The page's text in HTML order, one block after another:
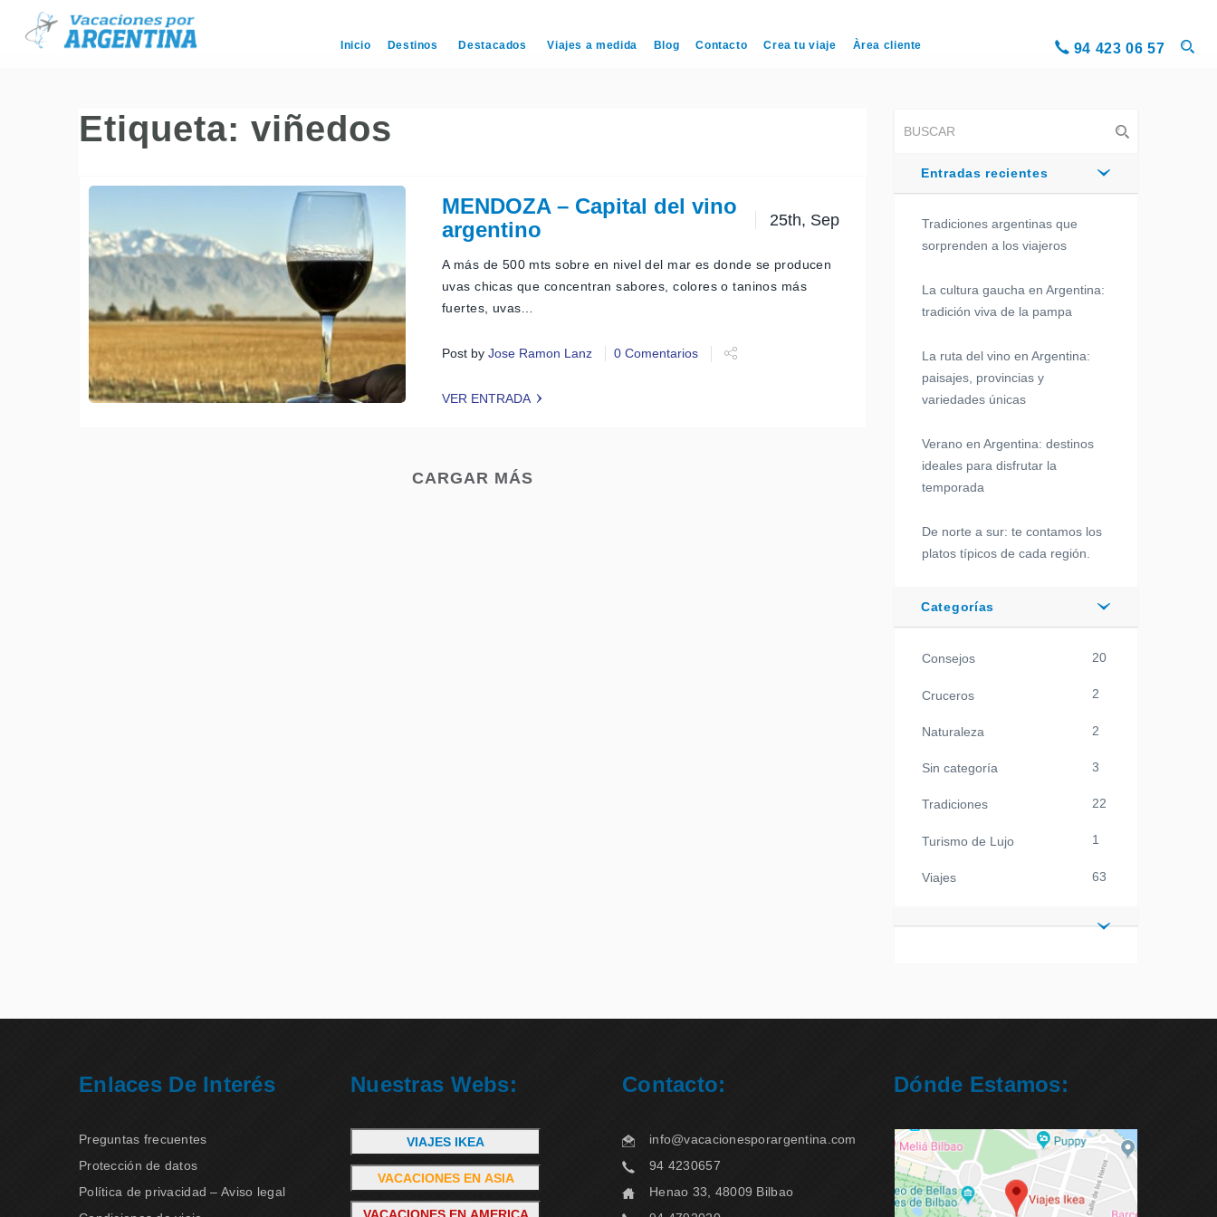
Inicio Destinos Destacados Viajes a medida Blog Contacto Crea tu viaje Àrea cliente 94 423 06 57
Etiqueta: viñedos
MENDOZA – Capital del vino
argentino
25th, Sep
A más de 500 mts sobre en nivel del mar es donde se producen
uvas chicas que concentran sabores, colores o taninos más
fuertes, uvas…
Post by Jose Ramon Lanz 0 Comentarios
VER ENTRADA
CARGAR MÁS
Entradas recientes
Tradiciones argentinas que
sorprenden a los viajeros
La cultura gaucha en Argentina:
tradición viva de la pampa
La ruta del vino en Argentina:
paisajes, provincias y
variedades únicas
Verano en Argentina: destinos
ideales para disfrutar la
temporada
De norte a sur: te contamos los
platos típicos de cada región.
Categorías
Consejos 20
Cruceros 2
Naturaleza 2
Sin categoría 3
Tradiciones 22
Turismo de Lujo 1
Viajes 63
Enlaces De Interés
Preguntas frecuentes
Protección de datos
Política de privacidad – Aviso legal
Nuestras Webs:
VIAJES IKEA
VACACIONES EN ASIA
Contacto:
info@vacacionesporargentina.com
94 4230657
Henao 33, 48009 Bilbao
Dónde Estamos: